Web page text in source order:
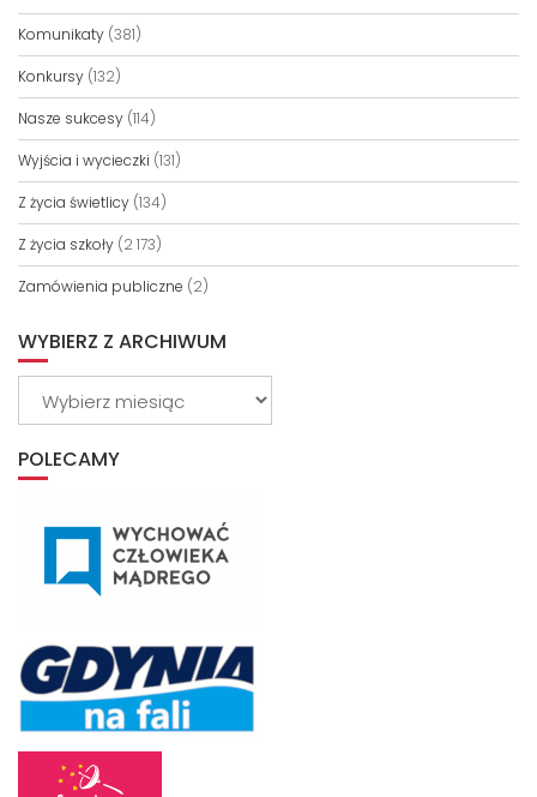
Komunikaty (381)
Konkursy (132)
Nasze sukcesy (114)
Wyjścia i wycieczki (131)
Z życia świetlicy (134)
Z życia szkoły (2 173)
Zamówienia publiczne (2)
WYBIERZ Z ARCHIWUM
POLECAMY